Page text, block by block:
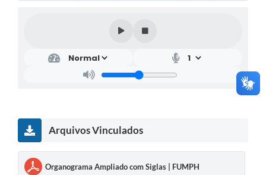
Arquivos Vinculados
Organograma Ampliado com Siglas | FUMPH